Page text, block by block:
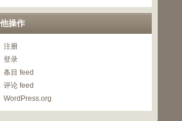
操作
注册
登录
条目 feed
评论 feed
WordPress.org